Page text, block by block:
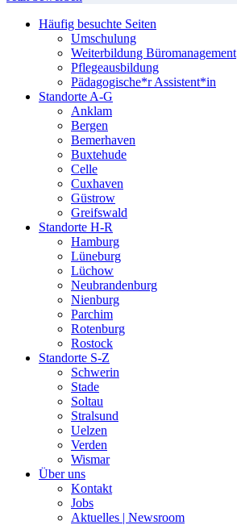
Häufig besuchte Seiten
Umschulung
Weiterbildung Büromanagement
Pflegeausbildung
Pädagogische*r Assistent*in
Standorte A-G
Anklam
Bergen
Bemerhaven
Buxtehude
Celle
Cuxhaven
Güstrow
Greifswald
Standorte H-R
Hamburg
Lüneburg
Lüchow
Neubrandenburg
Nienburg
Parchim
Rotenburg
Rostock
Standorte S-Z
Schwerin
Stade
Soltau
Stralsund
Uelzen
Verden
Wismar
Über uns
Kontakt
Jobs
Aktuelles | Newsroom